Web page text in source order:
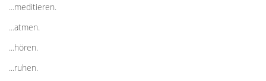
...meditieren.
...atmen.
...hören.
...ruhen.